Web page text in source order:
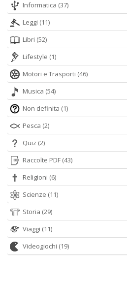
Informatica (37)
Leggi (11)
Libri (52)
Lifestyle (1)
Motori e Trasporti (46)
Musica (54)
Non definita (1)
Pesca (2)
Quiz (2)
Raccolte PDF (43)
Religioni (6)
Scienze (11)
Storia (29)
Viaggi (11)
Videogiochi (19)